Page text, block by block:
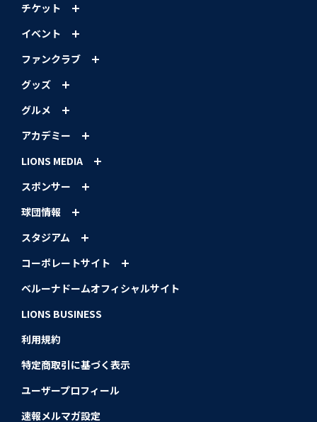
チケット
イベント
ファンクラブ
グッズ
グルメ
アカデミー
LIONS MEDIA
スポンサー
球団情報
スタジアム
コーポレートサイト
ベルーナドームオフィシャルサイト
LIONS BUSINESS
利用規約
特定商取引に基づく表示
ユーザープロフィール
速報メルマガ設定